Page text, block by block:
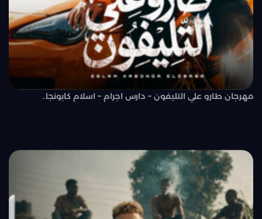
مهرجان طارو علي التليفون – دارس اجرام – اسلام كابونجا..